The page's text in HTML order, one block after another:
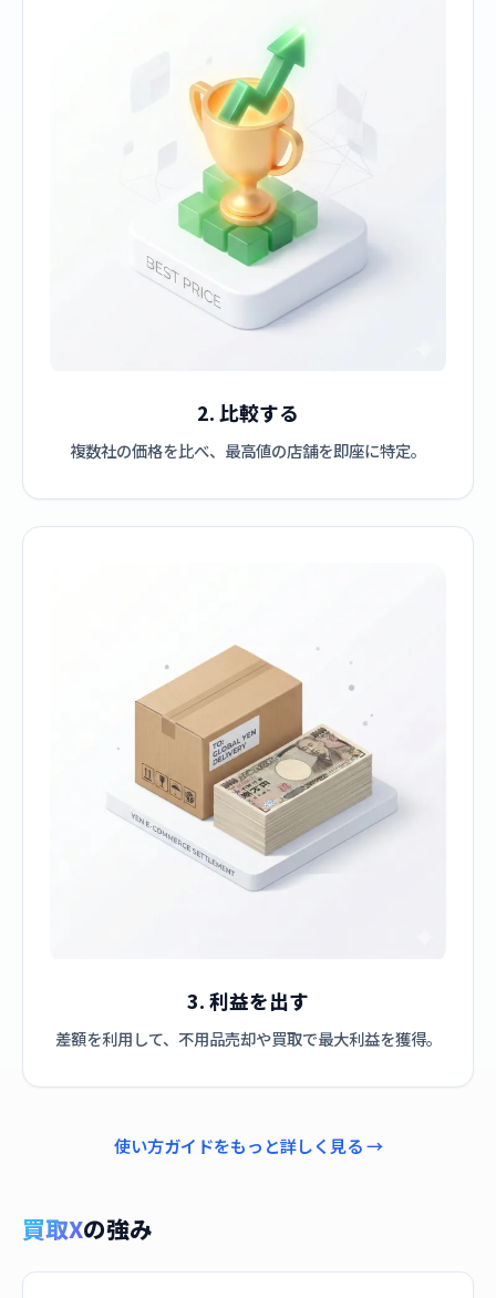
2. 比較する
複数社の価格を比べ、最高値の店舗を即座に特定。
3. 利益を出す
差額を利用して、不用品売却や買取で最大利益を獲得。
使い方ガイドをもっと詳しく見る →
買取Xの強み